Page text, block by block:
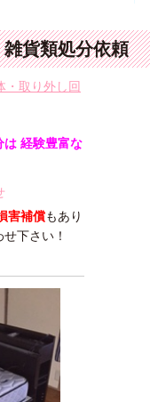
貨類処分依頼
・取り外し回
は 経験豊富な
害補償もあり
下さい！